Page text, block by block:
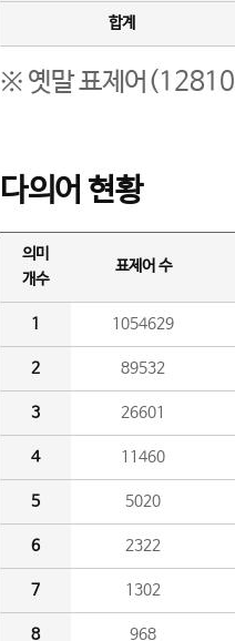
합계
※ 옛말 표제어(12810
다의어 현황
의미
개수
표제어 수
1 1054629
2 89532
3 26601
4 11460
5 5020
6 2322
7 1302
8 968